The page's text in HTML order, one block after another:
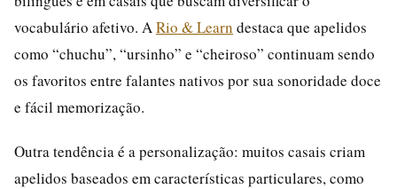
vocabulário afetivo. A Rio & Learn destaca que apelidos
como “chuchu”, “ursinho” e “cheiroso” continuam sendo
os favoritos entre falantes nativos por sua sonoridade doce
e fácil memorização.
Outra tendência é a personalização: muitos casais criam
apelidos baseados em características particulares, como